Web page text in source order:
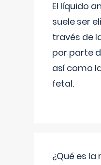
El líquido
suele ser
través de
por parte
así como
fetal.
¿Qué es la